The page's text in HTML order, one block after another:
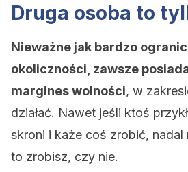
Druga osoba to
Nieważne jak bardzo
okoliczności, zawsze
margines wolności, w
działać. Nawet jeśli ktoś
skroni i każe coś zrobić, nadal
to zrobisz, czy nie.